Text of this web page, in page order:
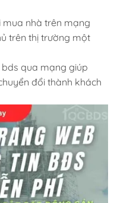
nhà trên mạng
trên thị trường một
qua mạng giúp
đổi thành khách